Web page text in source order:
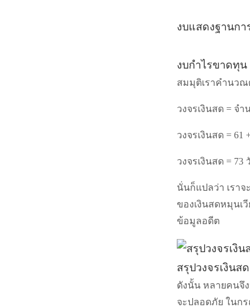
งบแสดงฐานกา
งบกำไรขาดทุน
สมมุติเราคำนวณ
วงจรเงินสด = จ
วงจรเงินสด = 61
วงจรเงินสด =
นั่นก็แปลว่า เรา
ของเงินสดหมุนเ
ข้อมูลอดีต
สรุปวงจรเงินสด
ดังนั้น หลายคนจึง
จะปลอดภัย ในก